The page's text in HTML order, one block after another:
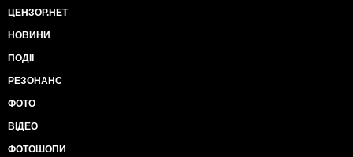
ЦЕНЗОР.НЕТ
НОВИНИ
ПОДІЇ
РЕЗОНАНС
ФОТО
ВІДЕО
ФОТОШОПИ